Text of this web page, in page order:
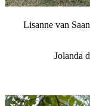
Lisanne van
Jolanda